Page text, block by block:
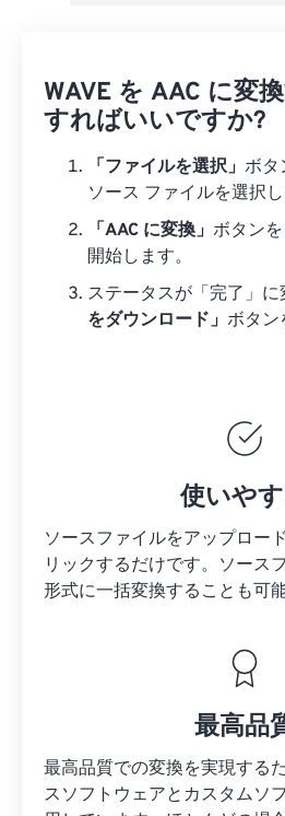
WAVE を AAC に変
すればいいですか?
「ファイルを選択」 ボタ
ソース ファイルを選択し
「AAC に変換」 ボタン
開始します。
ステータスが「完了」に
をダウンロード」 ボタン
使いや
ソースファイルをアップロー
リックするだけです。 ソース
形式に一括変換することも可能
最高品
最高品質での変換を実現する
スソフトウェアとカスタムソ